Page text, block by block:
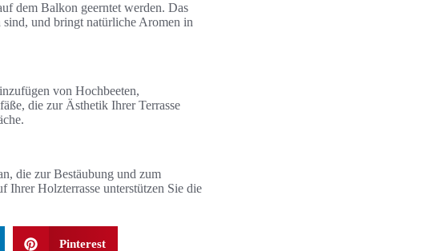
dem Balkon geerntet werden. Das
und bringt natürliche Aromen in
von Hochbeeten,
die zur Ästhetik Ihrer Terrasse
die zur Bestäubung und zum
Holzterrasse unterstützen Sie die
Pinterest